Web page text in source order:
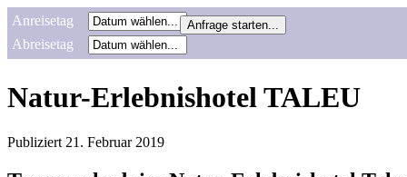
Anreisetag
Abreisetag
Natur-Erlebnishotel TALEU
Publiziert 21. Februar 2019